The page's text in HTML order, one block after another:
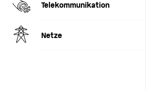
Telekommunikation
Netze